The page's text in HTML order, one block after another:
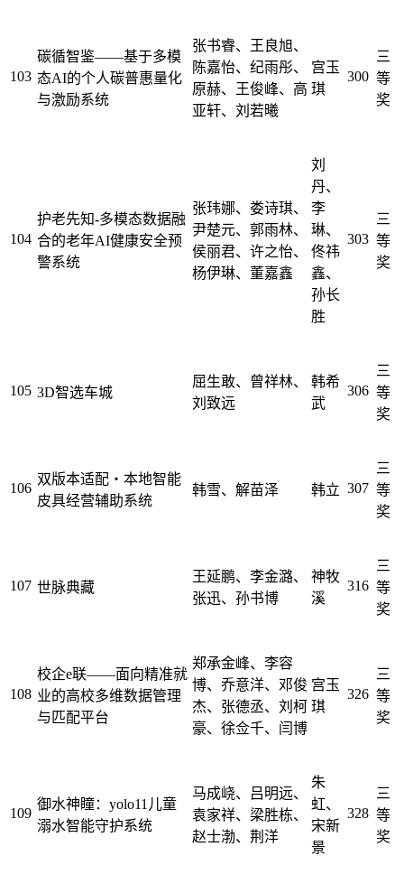
103
碳循智鉴——基于多模
态AI的个人碳普惠量化
与激励系统
张书睿、王良旭、
陈嘉怡、纪雨彤、
原赫、王俊峰、高
亚轩、刘若曦
宫玉
琪
300
三
等
奖
104
护老先知-多模态数据融
合的老年AI健康安全预
警系统
张玮娜、娄诗琪、
尹楚元、郭雨林、
侯丽君、许之怡、
杨伊琳、董嘉鑫
刘
丹、
李
琳、
佟祎
鑫、
孙长
胜
303
三
等
奖
105 3D智选车城
屈生敢、曾祥林、
刘致远
韩希
武
306
三
等
奖
106
双版本适配・本地智能
皮具经营辅助系统
韩雪、解苗泽 韩立 307
三
等
奖
107 世脉典藏
王延鹏、李金潞、
张迅、孙书博
神牧
溪
316
三
等
奖
108
校企e联——面向精准就
业的高校多维数据管理
与匹配平台
郑承金峰、李容
博、乔意洋、邓俊
杰、张德丞、刘柯
豪、徐佥千、闫博
宫玉
琪
326
三
等
奖
109
御水神瞳：yolo11儿童
溺水智能守护系统
马成峣、吕明远、
袁家祥、梁胜栋、
赵士渤、荆洋
朱
虹、
宋新
景
328
三
等
奖